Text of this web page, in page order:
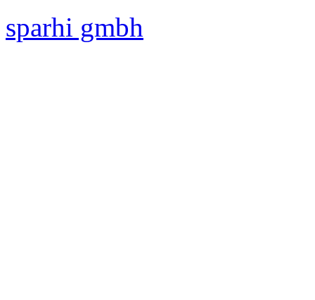
sparhi gmbh